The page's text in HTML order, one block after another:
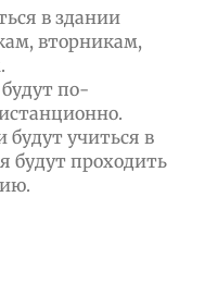
в здании
вторникам,
по-
будут учиться в
будут проходить